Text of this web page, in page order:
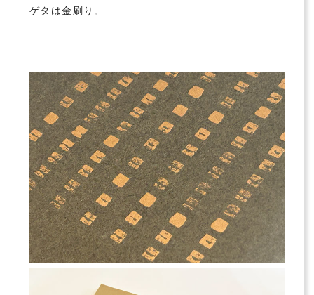
ゲタは金刷り。